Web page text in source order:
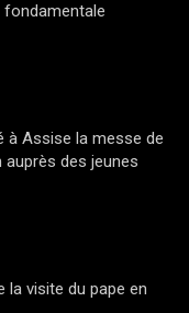
fondamentale
à Assise la messe de
auprès des jeunes
la visite du pape en